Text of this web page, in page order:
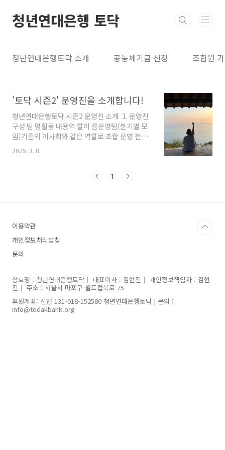
청년연대은행 토닥
청년연대은행토닥 소개 공동체기금 신청 조합원
'토닥 시즌2' 운영진을 소개합니다!
청년연대은행토닥 시즌2 운영진 소개 1. 운영진
구성 팀 명활동 내용역 할이 름운영팀(분기별 모
임)기존의 이사회와 같은 역할로 조합 운영 전반
논의 팀장양동이팀원김영경, 노움, 민지현, 해아,
박지은, 송동욱, 이감독, 토라(8명)실무팀조합 운
뉴스레터 제작양동이기금이용 담당/조합원 소
년금융이슈팀청년금융이슈 관련 사업 기획 기획
논의 및 운영송동욱, 이감독, 양동이조합원 관계
사업 /교육팀조합원 교육 기획 및 운영교육기획
및 운영 김영경, 박지은, 양동이모임기획 및 운영
2025. 3. 8.
1
이용약관
개인정보처리방침
문의
상호명 : 청년연대은행토닥｜ 대표이사 : 김현진｜ 개인정보책임자 : 김현
진｜ 주소 : 서울시 마포구 월드컵북로 75
후원계좌: 신협 131-018-152580 청년연대은행토닥 | 문의 :
info@todakbank.org